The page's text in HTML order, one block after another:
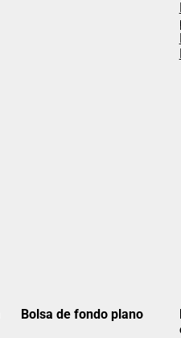
Bolsa de fondo plano